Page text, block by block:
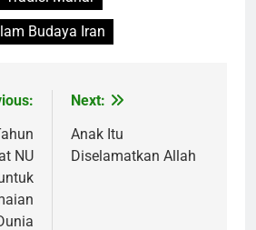
Budaya Iran
NU
Next:
Anak Itu
Diselamatkan Allah